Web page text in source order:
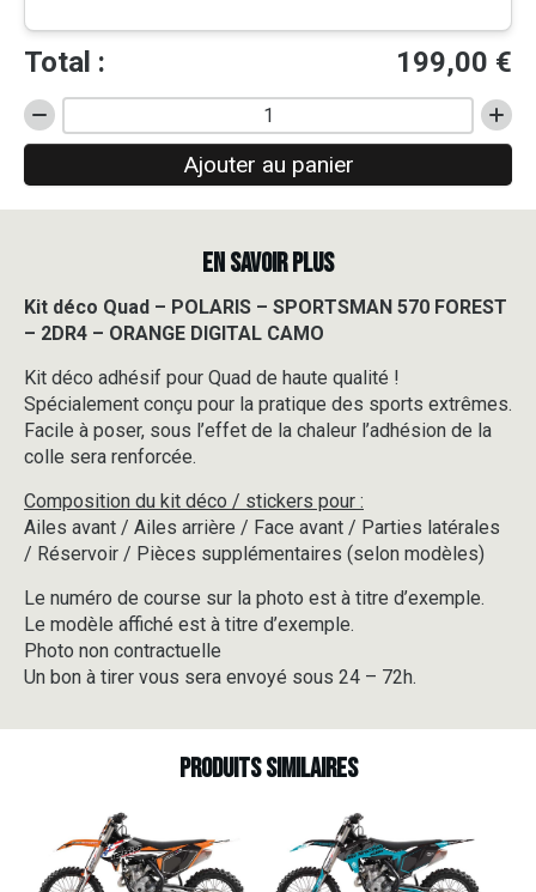
Total : 199,00 €
quantité
de
déco
Quad
SPORTSMAN
570
-
2DR4
-
ORANGE
DIGITAL
CAMO
Ajouter au panier
EN SAVOIR PLUS
Kit déco Quad – POLARIS – SPORTSMAN 570 FOREST
– 2DR4 – ORANGE DIGITAL CAMO
Kit déco adhésif pour Quad de haute qualité !
Spécialement conçu pour la pratique des sports extrêmes.
Facile à poser, sous l’effet de la chaleur l’adhésion de la
colle sera renforcée.
Composition du kit déco / stickers pour :
Ailes avant / Ailes arrière / Face avant / Parties latérales
/ Réservoir / Pièces supplémentaires (selon modèles)
Le numéro de course sur la photo est à titre d’exemple.
Le modèle affiché est à titre d’exemple.
Photo non contractuelle
Un bon à tirer vous sera envoyé sous 24 – 72h.
Produits similaires